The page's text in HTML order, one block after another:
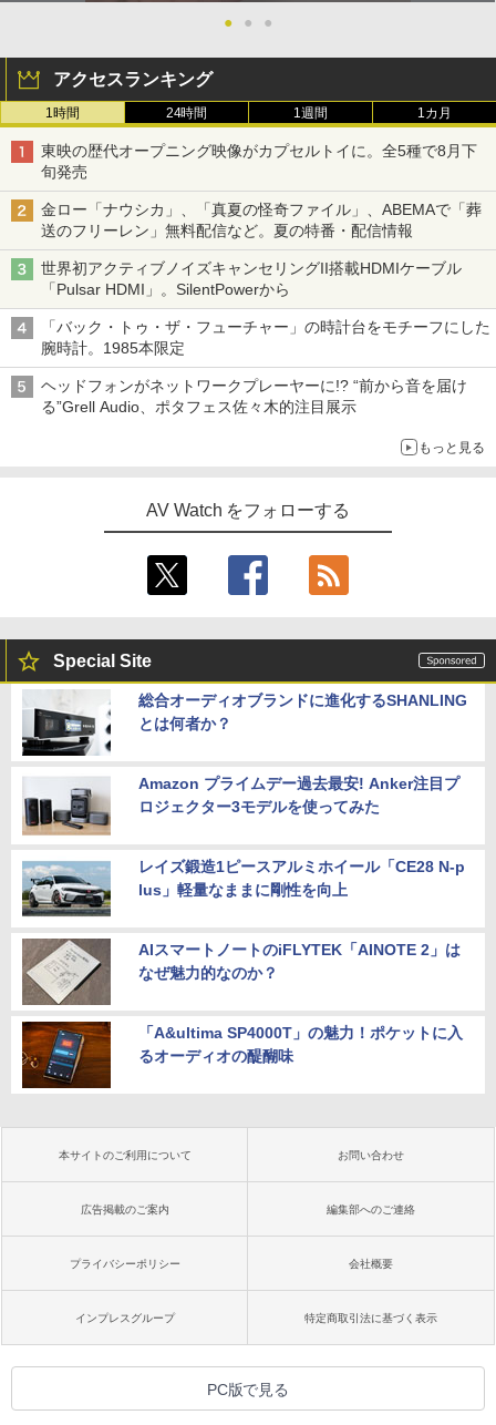
● ● ●
アクセスランキング
1時間 24時間 1週間 1カ月
東映の歴代オープニング映像がカプセルトイに。全5種で8月下
旬発売
金ロー「ナウシカ」、「真夏の怪奇ファイル」、ABEMAで「葬
送のフリーレン」無料配信など。夏の特番・配信情報
世界初アクティブノイズキャンセリングII搭載HDMIケーブル
「Pulsar HDMI」。SilentPowerから
「バック・トゥ・ザ・フューチャー」の時計台をモチーフにした
腕時計。1985本限定
ヘッドフォンがネットワークプレーヤーに!? “前から音を届け
る”Grell Audio、ポタフェス佐々木的注目展示
もっと見る
AV Watch をフォローする
Special Site
総合オーディオブランドに進化するSHANLING
とは何者か？
Amazon プライムデー過去最安! Anker注目プ
ロジェクター3モデルを使ってみた
レイズ鍛造1ピースアルミホイール「CE28 N-p
lus」軽量なままに剛性を向上
AIスマートノートのiFLYTEK「AINOTE 2」は
なぜ魅力的なのか？
「A&ultima SP4000T」の魅力！ポケットに入
るオーディオの醍醐味
本サイトのご利用について お問い合わせ
広告掲載のご案内 編集部へのご連絡
プライバシーポリシー 会社概要
インプレスグループ 特定商取引法に基づく表示
PC版で見る